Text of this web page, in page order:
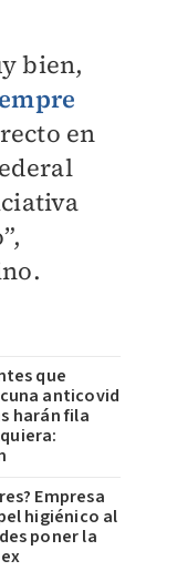
bien,
en
que
anticovid
harán fila
Empresa
higiénico al
poner la